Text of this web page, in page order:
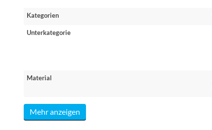
Kategorien
Unterkategorie
Material
Mehr anzeigen